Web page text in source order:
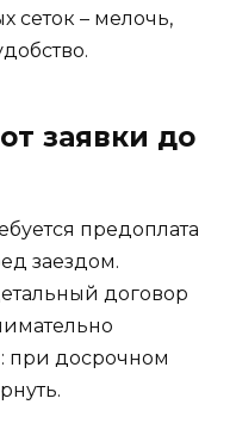
сеток – мелочь,
заявки до
предоплата
заездом.
договор
при досрочном